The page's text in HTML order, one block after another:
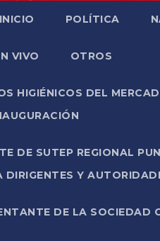
INICIO POLÍTICA
VIVO OTROS
HIGIÉNICOS DEL
DE SUTEP REGIONAL
DIRIGENTES Y
DE LA SOCIEDAD